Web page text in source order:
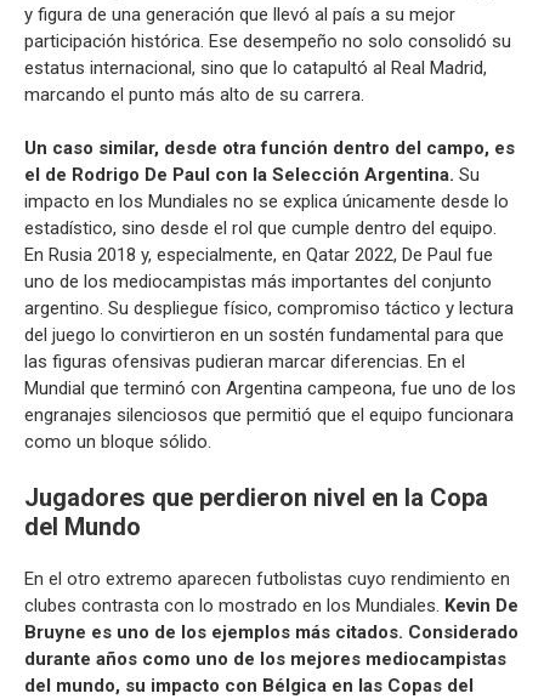
y figura de una generación que llevó al país a su mejor
participación histórica. Ese desempeño no solo consolidó su
estatus internacional, sino que lo catapultó al Real Madrid,
marcando el punto más alto de su carrera.
Un caso similar, desde otra función dentro del campo, es
el de Rodrigo De Paul con la Selección Argentina. Su
impacto en los Mundiales no se explica únicamente desde lo
estadístico, sino desde el rol que cumple dentro del equipo.
En Rusia 2018 y, especialmente, en Qatar 2022, De Paul fue
uno de los mediocampistas más importantes del conjunto
argentino. Su despliegue físico, compromiso táctico y lectura
del juego lo convirtieron en un sostén fundamental para que
las figuras ofensivas pudieran marcar diferencias. En el
Mundial que terminó con Argentina campeona, fue uno de los
engranajes silenciosos que permitió que el equipo funcionara
como un bloque sólido.
Jugadores que perdieron nivel en la Copa
del Mundo
En el otro extremo aparecen futbolistas cuyo rendimiento en
clubes contrasta con lo mostrado en los Mundiales. Kevin De
Bruyne es uno de los ejemplos más citados. Considerado
durante años como uno de los mejores mediocampistas
del mundo, su impacto con Bélgica en las Copas del